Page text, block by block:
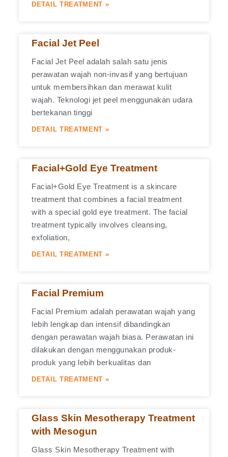
DETAIL TREATMENT »
Facial Jet Peel
Facial Jet Peel adalah salah satu jenis
perawatan wajah non-invasif yang bertujuan
untuk membersihkan dan merawat kulit
wajah. Teknologi jet peel menggunakan udara
bertekanan tinggi
DETAIL TREATMENT »
Facial+Gold Eye Treatment
Facial+Gold Eye Treatment is a skincare
treatment that combines a facial treatment
with a special gold eye treatment. The facial
treatment typically involves cleansing,
exfoliation,
DETAIL TREATMENT »
Facial Premium
Facial Premium adalah perawatan wajah yang
lebih lengkap dan intensif dibandingkan
dengan perawatan wajah biasa. Perawatan ini
dilakukan dengan menggunakan produk-
produk yang lebih berkualitas dan
DETAIL TREATMENT »
Glass Skin Mesotherapy Treatment
with Mesogun
Glass Skin Mesotherapy Treatment with